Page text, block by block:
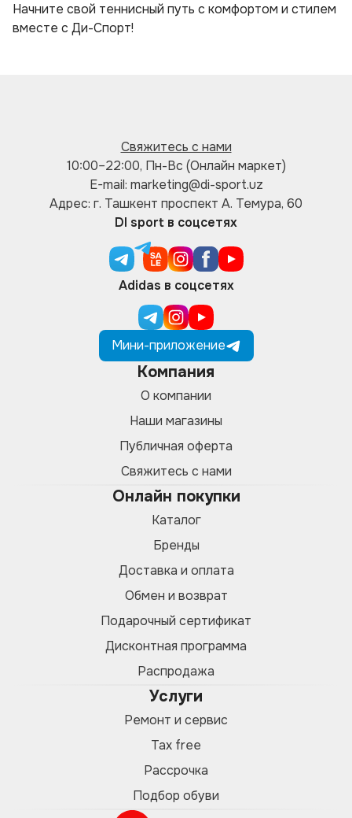
Начните свой теннисный путь с комфортом и стилем
вместе с Ди-Спорт!
Свяжитесь с нами
10:00–22:00, Пн-Вс (Онлайн маркет)
E-mail: marketing@di-sport.uz
Адрес: г. Ташкент проспект А. Темура, 60
DI sport в соцсетях
Adidas в соцсетях
Мини-приложение
Компания
О компании
Наши магазины
Публичная оферта
Свяжитесь с нами
Онлайн покупки
Каталог
Бренды
Доставка и оплата
Обмен и возврат
Подарочный сертификат
Дисконтная программа
Распродажа
Услуги
Ремонт и сервис
Tax free
Рассрочка
Подбор обуви